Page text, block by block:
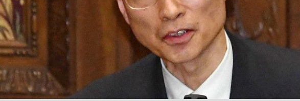
「90%は失敗する。でも…」本田圭佑が初めて明かした日本代表
終戦から81年
#藤田晋 #三山凌輝 #高市早苗
#玉木雄一郎
#亀和田武